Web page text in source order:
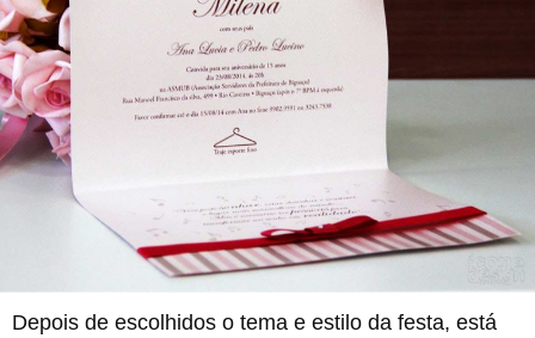
Depois de escolhidos o tema e estilo da festa, está